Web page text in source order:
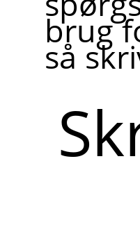
brug
så
her